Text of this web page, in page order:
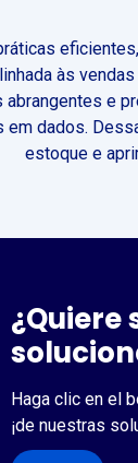
às
abrangentes e
em dados.
estoque e
¿Quiere
Haga clic en el
¡de nuestras